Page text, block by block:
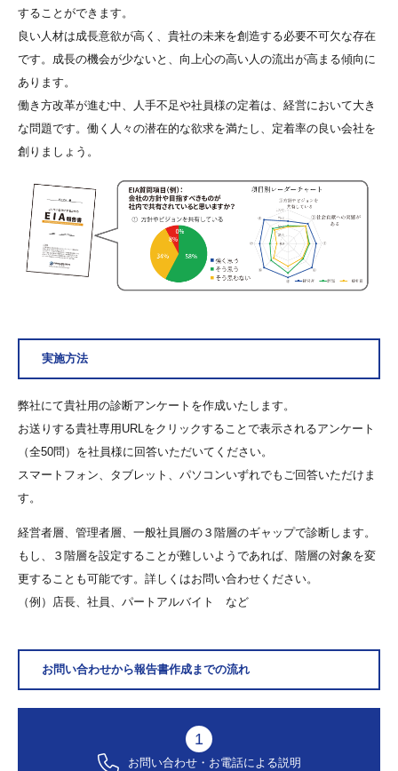
することができます。
良い人材は成長意欲が高く、貴社の未来を創造する必要不可欠な存在
です。成長の機会が少ないと、向上心の高い人の流出が高まる傾向に
あります。
働き方改革が進む中、人手不足や社員様の定着は、経営において大き
な問題です。働く人々の潜在的な欲求を満たし、定着率の良い会社を
創りましょう。
実施方法
弊社にて貴社用の診断アンケートを作成いたします。
お送りする貴社専用URLをクリックすることで表示されるアンケート
（全50問）を社員様に回答いただいてください。
スマートフォン、タブレット、パソコンいずれでもご回答いただけま
す。
経営者層、管理者層、一般社員層の３階層のギャップで診断します。
もし、３階層を設定することが難しいようであれば、階層の対象を変
更することも可能です。詳しくはお問い合わせください。
（例）店長、社員、パートアルバイト など
お問い合わせから報告書作成までの流れ
1
お問い合わせ・お電話による説明